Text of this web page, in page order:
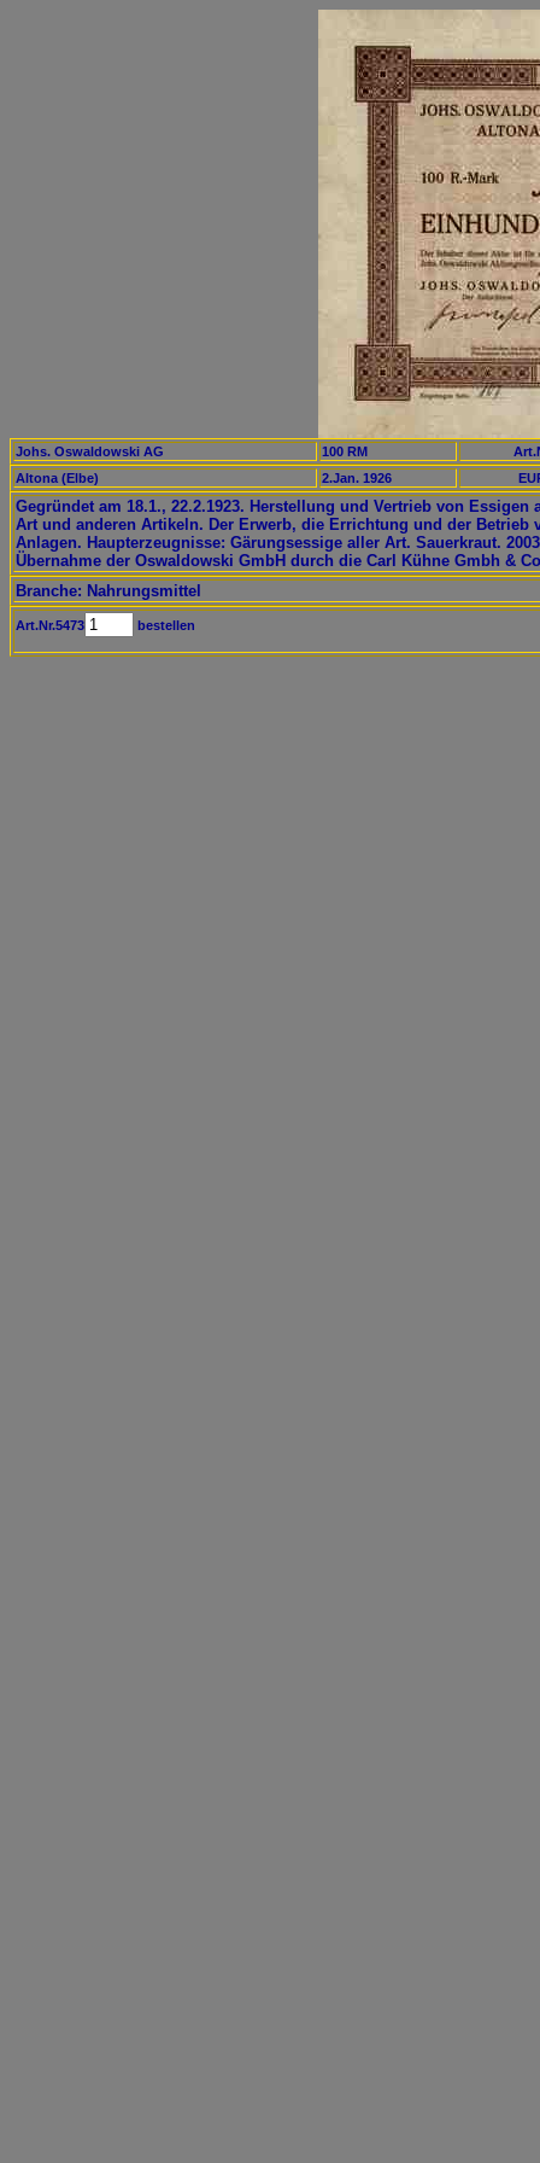
Johs. Oswaldowski AG 100 RM
Altona (Elbe)
2.Jan. 1926
Gegründet am 18.1., 22.2.1923. Herstellung und Vertrieb von Essigen
Art und anderen Artikeln. Der Erwerb, die Errichtung und der Betrieb
Anlagen. Haupterzeugnisse: Gärungsessige aller Art. Sauerkraut. 2003
Übernahme der Oswaldowski GmbH durch die Carl Kühne Gmbh &
Branche: Nahrungsmittel
Art.Nr.5473 bestellen